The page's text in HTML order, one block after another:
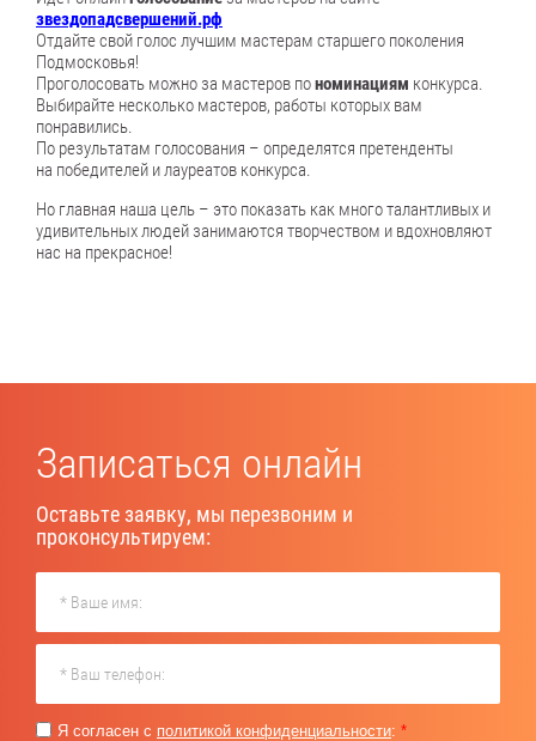
звездопадсвершений.рф
Отдайте свой голос лучшим мастерам старшего поколения
Подмосковья!
Проголосовать можно за мастеров пономинациям конкурса.
Выбирайте несколько мастеров, работы которых вам
понравились.
По результатам голосования – определятся претенденты
на победителей и лауреатов конкурса.
Но главная наша цель – это показать как много талантливых и
удивительных людей занимаются творчеством и вдохновляют
нас на прекрасное!
Записаться онлайн
Оставьте заявку, мы перезвоним и
проконсультируем:
Я согласен с политикой конфиденциальности: *